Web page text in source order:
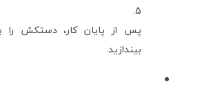
پس از پایان کار، دستکش را
بیندازید.